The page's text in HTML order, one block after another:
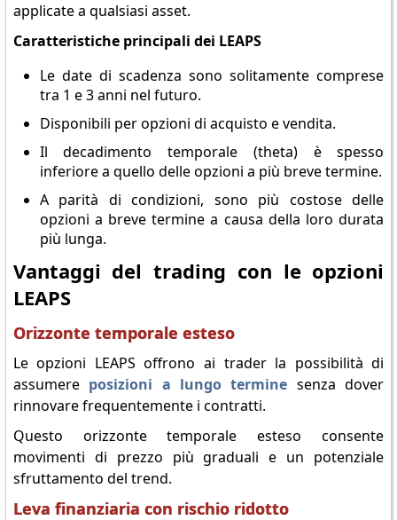
applicate a qualsiasi asset.
Caratteristiche principali dei LEAPS
Le date di scadenza sono solitamente comprese
tra 1 e 3 anni nel futuro.
Disponibili per opzioni di acquisto e vendita.
Il decadimento temporale (theta) è spesso
inferiore a quello delle opzioni a più breve termine.
A parità di condizioni, sono più costose delle
opzioni a breve termine a causa della loro durata
più lunga.
Vantaggi del trading con le opzioni
LEAPS
Orizzonte temporale esteso
Le opzioni LEAPS offrono ai trader la possibilità di
assumere posizioni a lungo termine senza dover
rinnovare frequentemente i contratti.
Questo orizzonte temporale esteso consente
movimenti di prezzo più graduali e un potenziale
sfruttamento del trend.
Leva finanziaria con rischio ridotto